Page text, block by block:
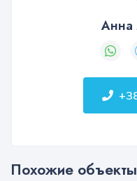
Анна
Похожие объекты